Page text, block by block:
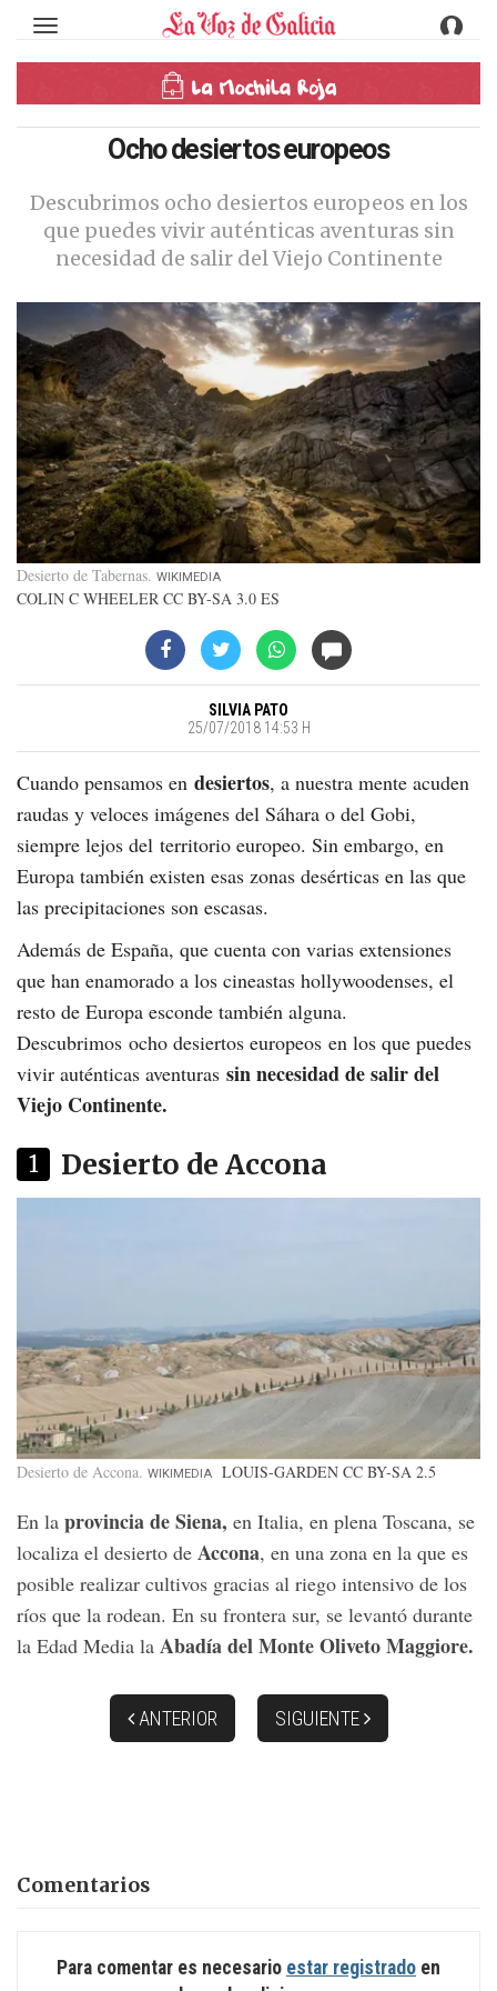
Toggle navigation
Ocho desiertos europeos
Descubrimos ocho desiertos europeos en los
que puedes vivir auténticas aventuras sin
necesidad de salir del Viejo Continente
Desierto de Tabernas WIKIMEDIA
COLIN C WHEELER CC BY-SA 3.0 ES
SILVIA PATO
25/07/2018 14:53 H
Cuando pensamos en desiertos, a nuestra mente acuden
raudas y veloces imágenes del Sáhara o del Gobi,
siempre lejos del territorio europeo. Sin embargo, en
Europa también existen esas zonas desérticas en las que
las precipitaciones son escasas.
Además de España, que cuenta con varias extensiones
que han enamorado a los cineastas hollywoodenses, el
resto de Europa esconde también alguna.
Descubrimos ocho desiertos europeos en los que puedes
vivir auténticas aventuras sin necesidad de salir del
Viejo Continente.
1 Desierto de Accona
Desierto de Accona WIKIMEDIA LOUIS-GARDEN CC BY-SA 2.5
En la provincia de Siena, en Italia, en plena Toscana, se
localiza el desierto de Accona, en una zona en la que es
posible realizar cultivos gracias al riego intensivo de los
ríos que la rodean. En su frontera sur, se levantó durante
la Edad Media la Abadía del Monte Oliveto Maggiore.
ANTERIOR SIGUIENTE
Comentarios
Para comentar es necesario estar registrado en